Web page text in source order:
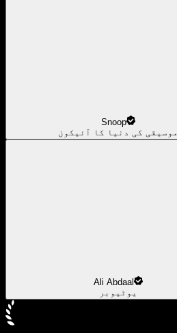
Snoop
موسیقی کی دنیا کا آئیکون
Ali Abdaal
یوٹیوبر